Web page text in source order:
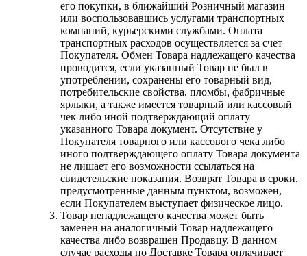
его покупки, в ближайший Розничный магазин
или воспользовавшись услугами транспортных
компаний, курьерскими службами. Оплата
транспортных расходов осуществляется за счет
Покупателя. Обмен Товара надлежащего качества
проводится, если указанный Товар не был в
употреблении, сохранены его товарный вид,
потребительские свойства, пломбы, фабричные
ярлыки, а также имеется товарный или кассовый
чек либо иной подтверждающий оплату
указанного Товара документ. Отсутствие у
Покупателя товарного или кассового чека либо
иного подтверждающего оплату Товара документа
не лишает его возможности ссылаться на
свидетельские показания. Возврат Товара в сроки,
предусмотренные данным пунктом, возможен,
если Покупателем выступает физическое лицо.
Товар ненадлежащего качества может быть
заменен на аналогичный Товар надлежащего
качества либо возвращен Продавцу. В данном
случае расходы по Доставке Товара оплачивает